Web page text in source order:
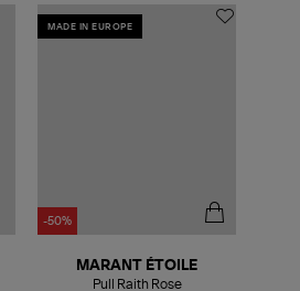
MADE IN EUROPE
-50%
MARANT ÉTOILE
Pull Raith Rose